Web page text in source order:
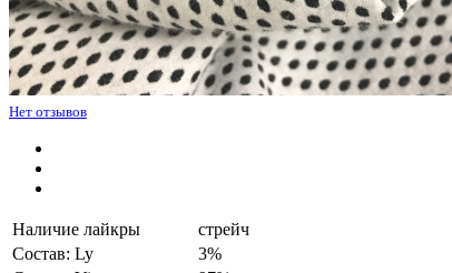
Нет отзывов
Наличие лайкры
стрейч
Состав: Ly
3%